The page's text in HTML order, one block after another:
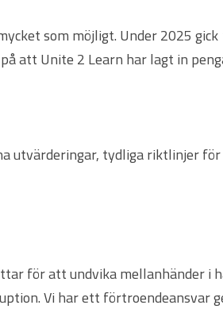
som möjligt. Under 2025
att Unite 2 Learn har lagt in
utvärderingar, tydliga riktlinjer
för att undvika mellanhänder i
Vi har ett förtroendeansvar